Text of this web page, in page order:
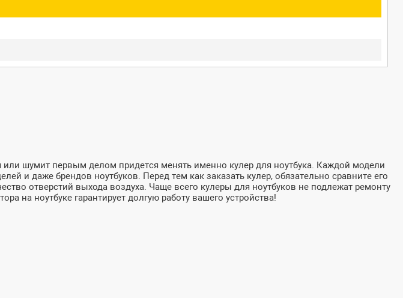
или шумит первым делом придется менять именно кулер для ноутбука. Каждой модели
и даже брендов ноутбуков. Перед тем как заказать кулер, обязательно сравните его
отверстий выхода воздуха. Чаще всего кулеры для ноутбуков не подлежат ремонту
на ноутбуке гарантирует долгую работу вашего устройства!